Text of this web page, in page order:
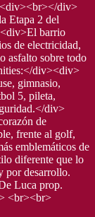
div>
Etapa 2 del
barrio
de electricidad,
asfalto sobre todo
div><div>
gimnasio,
5, pileta,
div>
de
frente al golf,
emblemáticos de
diferente que lo
por desarrollo.
Luca prop.
<br><br>